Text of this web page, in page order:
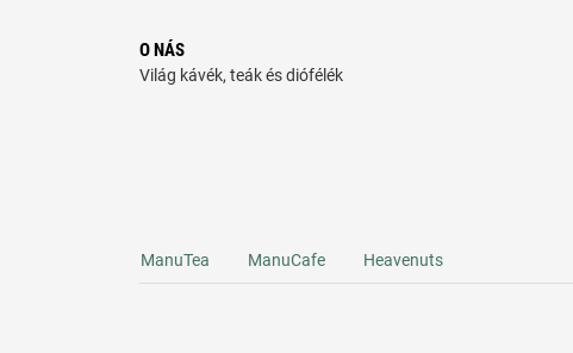
O NÁS
Világ kávék, teák és diófélék
ManuTea ManuCafe Heavenuts